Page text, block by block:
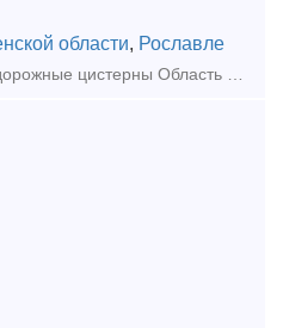
области, Рославле
Предлагаем Вам Железнодорожные цистерны Область применения в различных сферах: - хранение жидких удобрений - хранение различных нефтепродуктов - хранение воды - использование как пожарные рез